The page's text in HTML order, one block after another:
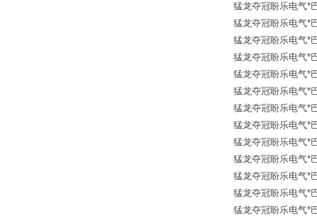
猛龙夺冠盼乐电气*
猛龙夺冠盼乐电气*
猛龙夺冠盼乐电气*
猛龙夺冠盼乐电气*
猛龙夺冠盼乐电气*
猛龙夺冠盼乐电气*
猛龙夺冠盼乐电气*
猛龙夺冠盼乐电气*
猛龙夺冠盼乐电气*
猛龙夺冠盼乐电气*
猛龙夺冠盼乐电气*
猛龙夺冠盼乐电气*
猛龙夺冠盼乐电气*